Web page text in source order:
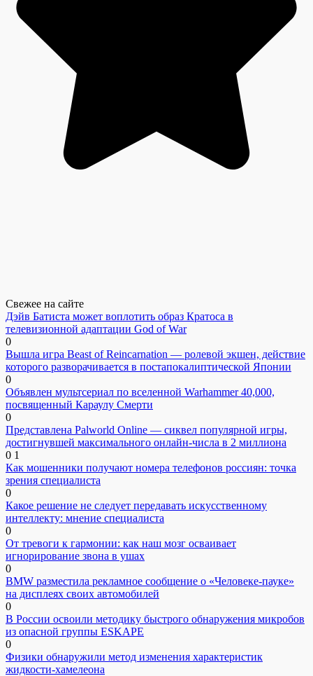
Свежее на сайте
Дэйв Батиста может воплотить образ Кратоса в
телевизионной адаптации God of War
0
Вышла игра Beast of Reincarnation — ролевой экшен, действие
которого разворачивается в постапокалиптической Японии
0
Объявлен мультсериал по вселенной Warhammer 40,000,
посвященный Караулу Смерти
0
Представлена Palworld Online — сиквел популярной игры,
достигнувшей максимального онлайн-числа в 2 миллиона
0 1
Как мошенники получают номера телефонов россиян: точка
зрения специалиста
0
Какое решение не следует передавать искусственному
интеллекту: мнение специалиста
0
От тревоги к гармонии: как наш мозг осваивает
игнорирование звона в ушах
0
BMW разместила рекламное сообщение о «Человеке-пауке»
на дисплеях своих автомобилей
0
В России освоили методику быстрого обнаружения микробов
из опасной группы ESKAPE
0
Физики обнаружили метод изменения характеристик
жидкости-хамелеона